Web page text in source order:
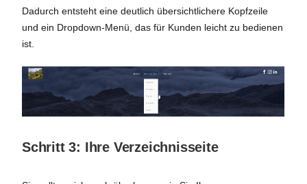
Dadurch entsteht eine deutlich übersichtlichere Kopfzeile
und ein Dropdown-Menü, das für Kunden leicht zu bedienen
ist.
Schritt 3: Ihre Verzeichnisseite